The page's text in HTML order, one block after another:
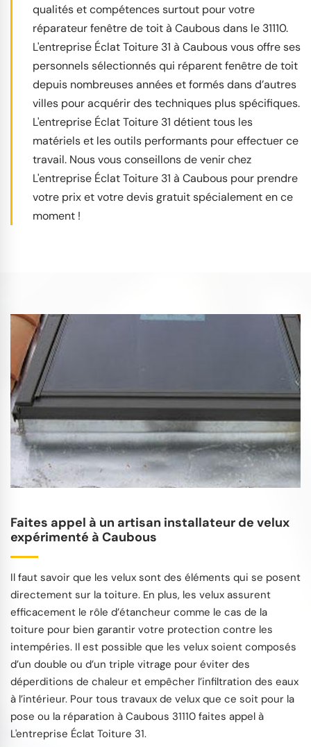
qualités et compétences surtout pour votre
réparateur fenêtre de toit à Caubous dans le 31110.
L'entreprise Éclat Toiture 31 à Caubous vous offre ses
personnels sélectionnés qui réparent fenêtre de toit
depuis nombreuses années et formés dans d’autres
villes pour acquérir des techniques plus spécifiques.
L'entreprise Éclat Toiture 31 détient tous les
matériels et les outils performants pour effectuer ce
travail. Nous vous conseillons de venir chez
L'entreprise Éclat Toiture 31 à Caubous pour prendre
votre prix et votre devis gratuit spécialement en ce
moment !
Faites appel à un artisan installateur de velux
expérimenté à Caubous
Il faut savoir que les velux sont des éléments qui se posent
directement sur la toiture. En plus, les velux assurent
efficacement le rôle d’étancheur comme le cas de la
toiture pour bien garantir votre protection contre les
intempéries. Il est possible que les velux soient composés
d’un double ou d’un triple vitrage pour éviter des
déperditions de chaleur et empêcher l’infiltration des eaux
à l’intérieur. Pour tous travaux de velux que ce soit pour la
pose ou la réparation à Caubous 31110 faites appel à
L'entreprise Éclat Toiture 31.